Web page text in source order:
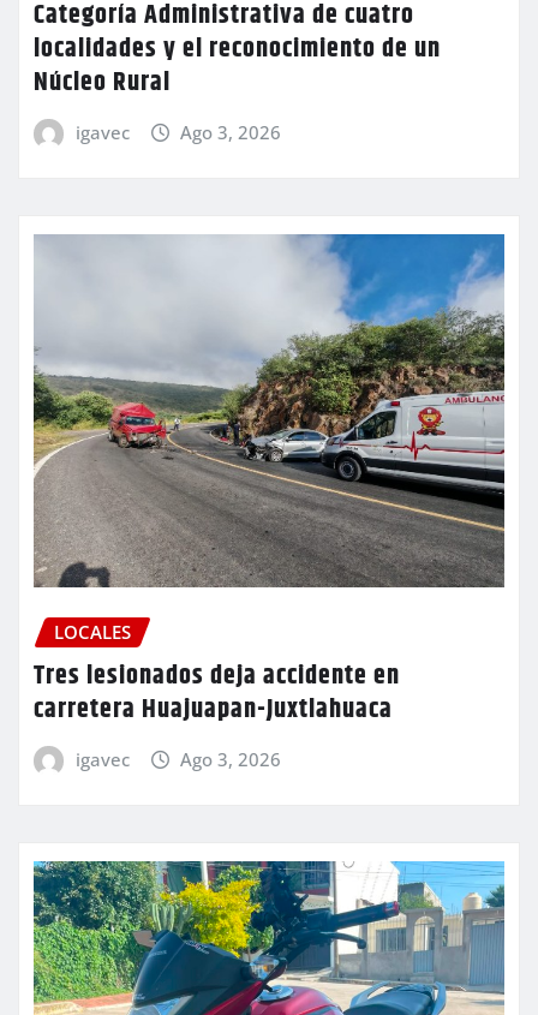
Categoría Administrativa de cuatro
localidades y el reconocimiento de un
Núcleo Rural
igavec Ago 3, 2026
LOCALES
Tres lesionados deja accidente en
carretera Huajuapan-Juxtlahuaca
igavec Ago 3, 2026